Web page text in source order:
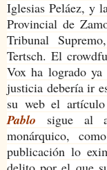
Iglesias Peláez, y
Provincial de
Tribunal
Tertsch. El
Vox ha logrado
justicia debería ir
su web el
Pablo sigue al
monárquico,
publicación lo